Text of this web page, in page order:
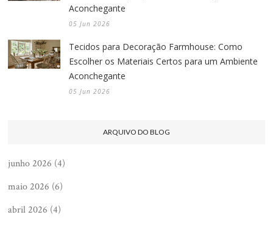
Aconchegante
05 Jun 2026
Tecidos para Decoração Farmhouse: Como
Escolher os Materiais Certos para um Ambiente
Aconchegante
05 Jun 2026
ARQUIVO DO BLOG
junho 2026 (4)
maio 2026 (6)
abril 2026 (4)